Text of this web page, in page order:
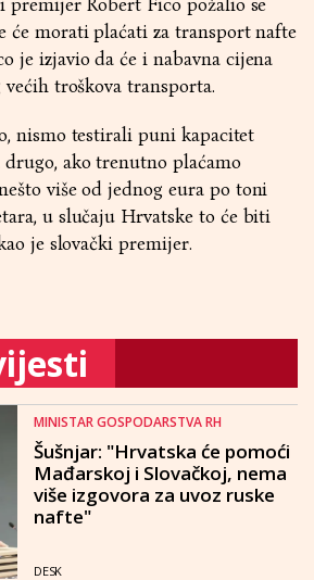
premijer Robert Fico požalio se
će morati plaćati za transport nafte
je izjavio da će i nabavna cijena
troškova transporta.
nismo testirali puni kapacitet
drugo, ako trenutno plaćamo
više od jednog eura po toni
u slučaju Hrvatske to će biti
je slovački premijer.
MINISTAR GOSPODARSTVA RH
Šušnjar: "Hrvatska će pomoći
Mađarskoj i Slovačkoj, nema
više izgovora za uvoz ruske
nafte"
DESK